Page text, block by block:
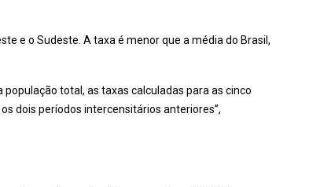
e o Sudeste. A taxa é menor que a média do Brasil,
total, as taxas calculadas para as cinco
dois períodos intercensitários anteriores”,